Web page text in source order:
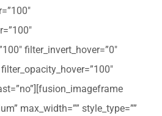
filter_invert_hover=”0″
max_width=”” style_type=””